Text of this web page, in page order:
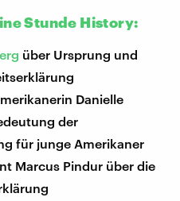
Stunde History:
über Ursprung und
Danielle
der
für junge Amerikaner
Marcus Pindur über die